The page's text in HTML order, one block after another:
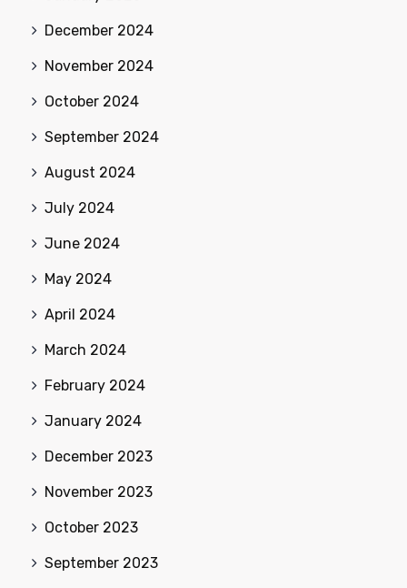
December 2024
November 2024
October 2024
September 2024
August 2024
July 2024
June 2024
May 2024
April 2024
March 2024
February 2024
January 2024
December 2023
November 2023
October 2023
September 2023